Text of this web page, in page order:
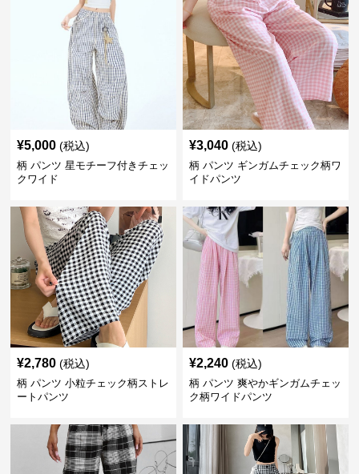
¥5,000 (税込)
柄 パンツ 星モチーフ付きチェッ
クワイド
¥3,040 (税込)
柄 パンツ ギンガムチェック柄ワ
イドパンツ
¥2,780 (税込)
柄 パンツ 小粒チェック柄ストレ
ートパンツ
¥2,240 (税込)
柄 パンツ 爽やかギンガムチェッ
ク柄ワイドパンツ